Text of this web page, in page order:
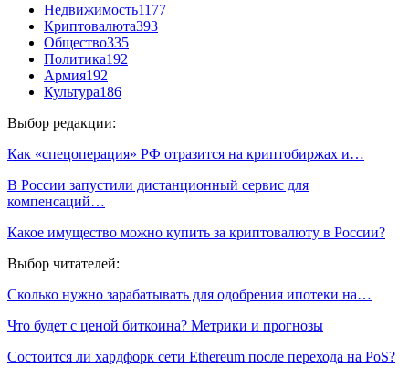
Недвижимость1177
Криптовалюта393
Общество335
Политика192
Армия192
Культура186
Выбор редакции:
Как «спецоперация» РФ отразится на криптобиржах и…
В России запустили дистанционный сервис для
компенсаций…
Какое имущество можно купить за криптовалюту в России?
Выбор читателей:
Сколько нужно зарабатывать для одобрения ипотеки на…
Что будет с ценой биткоина? Метрики и прогнозы
Состоится ли хардфорк сети Ethereum после перехода на PoS?